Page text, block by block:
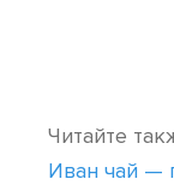
Читайте
Иван чай —